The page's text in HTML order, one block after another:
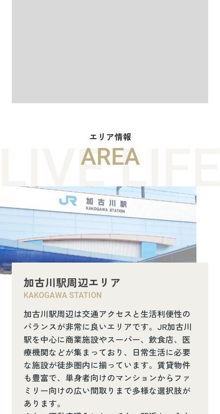
エリア情報
AREA
加古川駅周辺エリア
KAKOGAWA STATION
加古川駅周辺は交通アクセスと生活利便性の
バランスが非常に良いエリアです。JR加古川
駅を中心に商業施設やスーパー、飲食店、医
療機関などが集まっており、日常生活に必要
な施設が徒歩圏内に揃っています。賃貸物件
も豊富で、単身者向けのマンションからファ
ミリー向けの広い間取りまで多様な選択肢が
あります。